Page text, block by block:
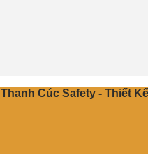
Thanh Cúc Safety - Thiết